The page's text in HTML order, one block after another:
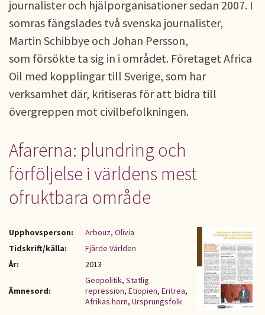
journalister och hjälporganisationer sedan 2007. I
somras fängslades två svenska journalister,
Martin Schibbye och Johan Persson,
som försökte ta sig in i området. Företaget Africa
Oil med kopplingar till Sverige, som har
verksamhet där, kritiseras för att bidra till
övergreppen mot civilbefolkningen.
Afarerna: plundring och
förföljelse i världens mest
ofruktbara område
Upphovsperson:
Arbouz, Olivia
Tidskrift/källa:
Fjärde Världen
År:
2013
Ämnesord:
Geopolitik, Statlig
repression, Etiopien, Eritrea,
Afrikas horn, Ursprungsfolk